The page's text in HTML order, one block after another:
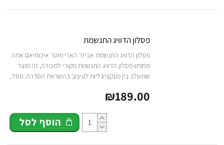
פסלון הדוויג התנשמת
פסלון הדוויג התנשמת אביזר הארי פוטר איכותיאם אתה
מחפש פסלון הדוויג התנשמת מקורי למכירה, זה מוצר
שמשלב בין פונקציונליות לעיצוב בהשראת הסדרה. פסל..
₪189.00
הוסף לסל